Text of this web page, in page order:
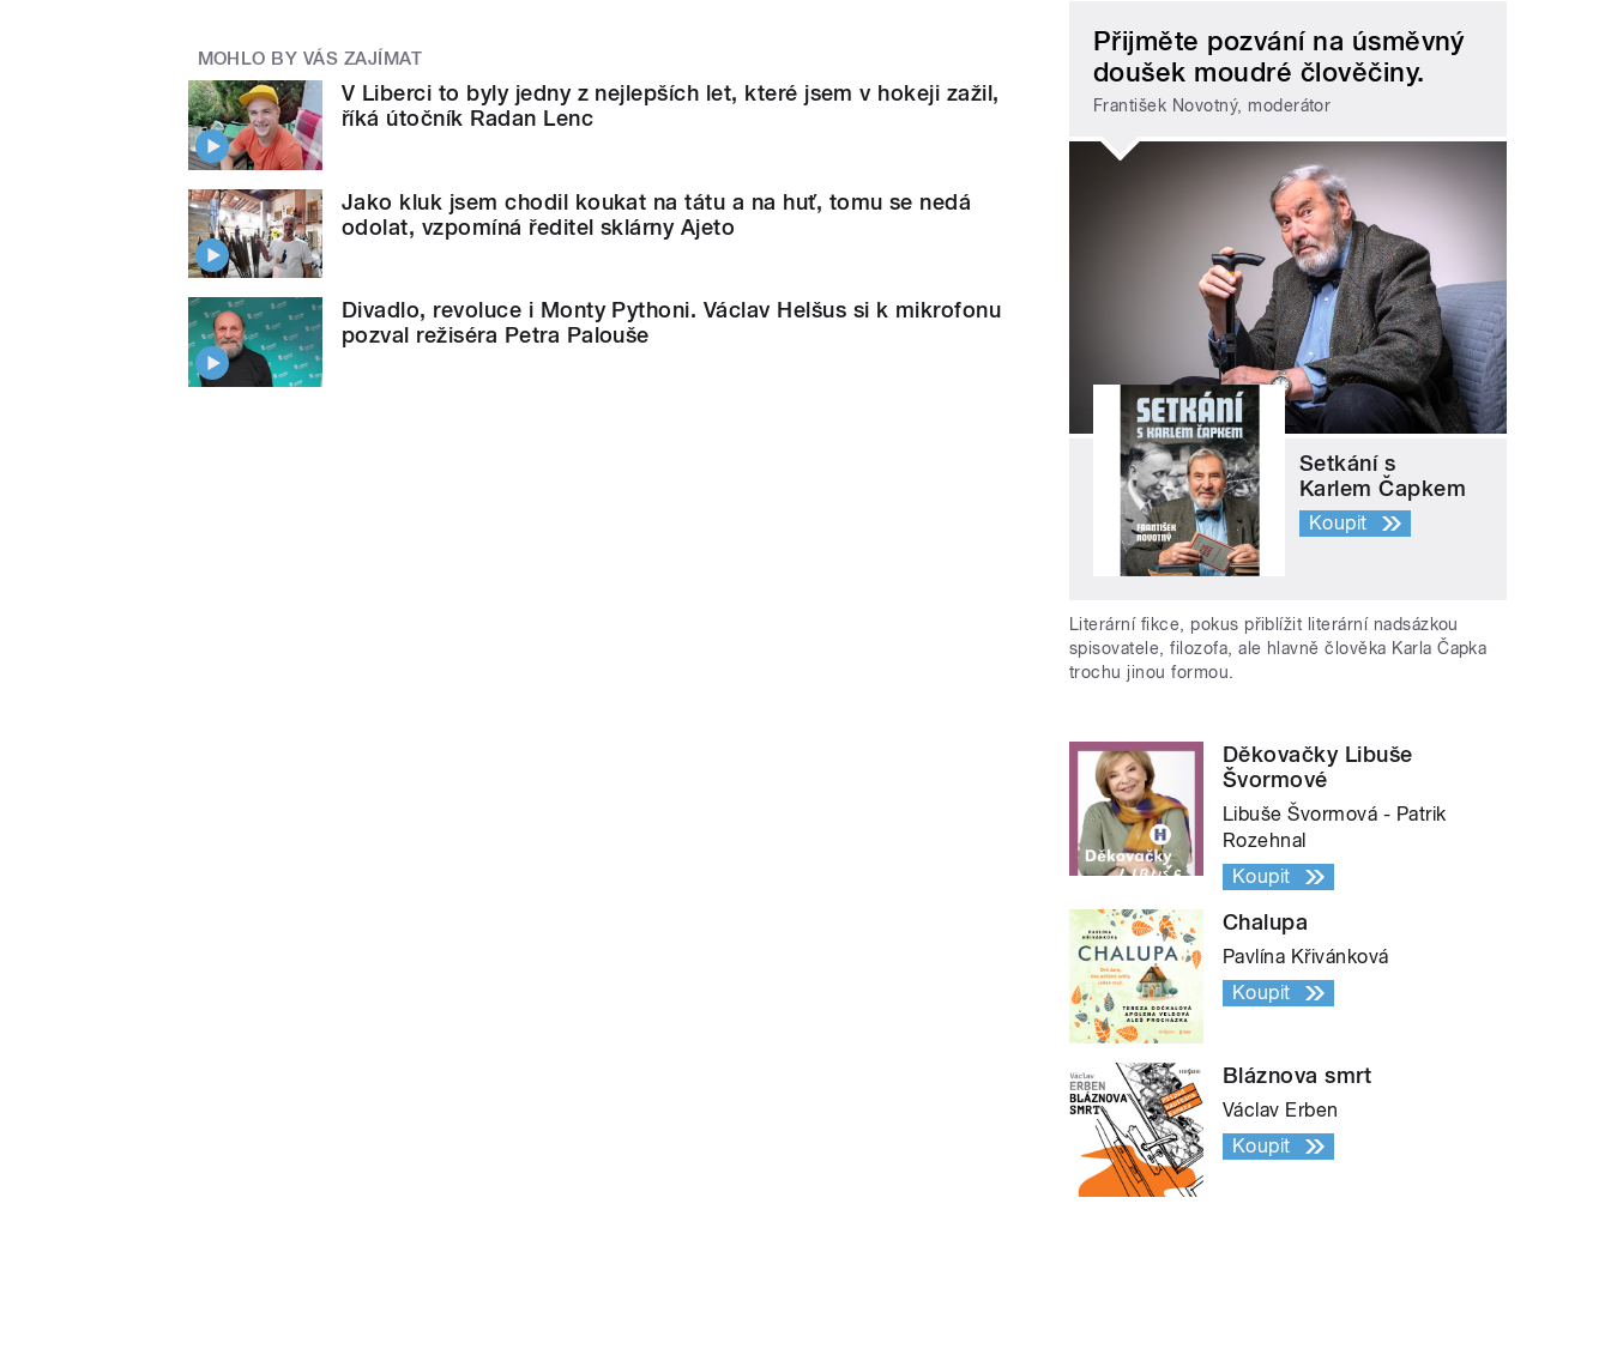
MOHLO BY VÁS ZAJÍMAT
V Liberci to byly jedny z nejlepších let, které jsem v hokeji zažil,
říká útočník Radan Lenc
Jako kluk jsem chodil koukat na tátu a na huť, tomu se nedá
odolat, vzpomíná ředitel sklárny Ajeto
Divadlo, revoluce i Monty Pythoni. Václav Helšus si k mikrofonu
pozval režiséra Petra Palouše
Přijměte pozvání na úsměvný
doušek moudré člověčiny.
František Novotný, moderátor
Setkání s
Karlem Čapkem
Koupit
Literární fikce, pokus přiblížit literární nadsázkou
spisovatele, filozofa, ale hlavně člověka Karla Čapka
trochu jinou formou.
Děkovačky Libuše
Švormové
Libuše Švormová - Patrik
Rozehnal
Koupit
Chalupa
Pavlína Křivánková
Koupit
Bláznova smrt
Václav Erben
Koupit